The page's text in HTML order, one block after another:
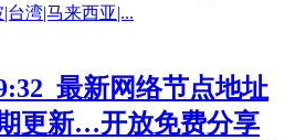
最新网络节点地址
更新…开放免费分享